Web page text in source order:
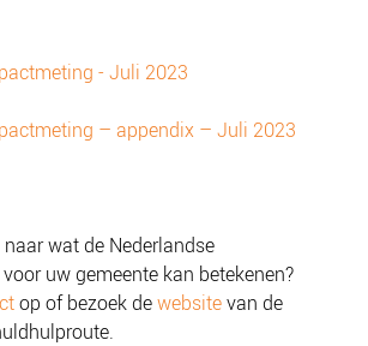
- Juli 2023
– appendix – Juli 2023
wat de Nederlandse
uw gemeente kan betekenen?
op of bezoek dewebsitevan de